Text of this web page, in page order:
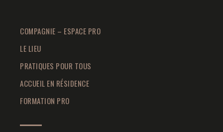
COMPAGNIE – ESPACE PRO
LE LIEU
PRATIQUES POUR TOUS
ACCUEIL EN RÉSIDENCE
FORMATION PRO